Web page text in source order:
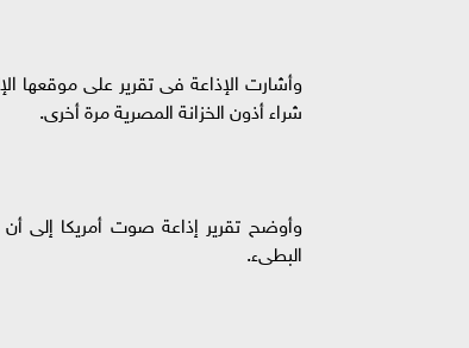
وأشارت الإذاعة فى تقرير على موقعها
شراء أذون الخزانة المصرية مرة أخرى.
وأوضح تقرير إذاعة صوت أمريكا إلى أن
البطىء.